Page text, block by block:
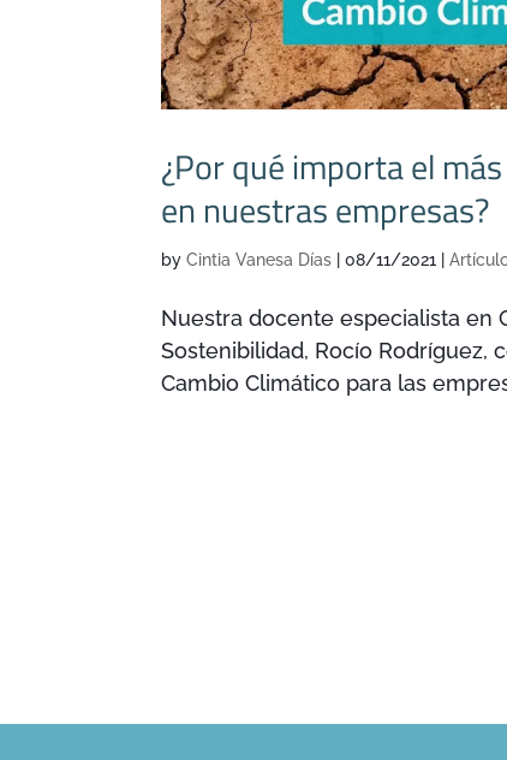
¿Por qué importa el
en nuestras empresas?
byCintia Vanesa Días |08/11/2021 |
Nuestra docente especialista en
Sostenibilidad, Rocío Rodríguez,
Cambio Climático para las